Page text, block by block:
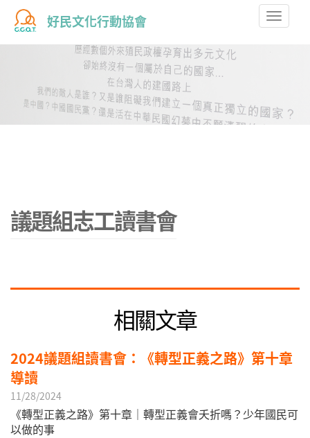
好民文化行動協會
Toggle
議題組志工讀書會
相關文章
2024議題組讀書會：《轉型正義之路》第十章
導讀
11/28/2024
《轉型正義之路》第十章｜轉型正義會夭折嗎？少年國民可
以做的事